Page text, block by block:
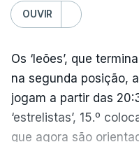
OUVIR
Os ‘leões’, que
na segunda posição,
jogam a partir das
‘estrelistas’, 15.º
que agora são